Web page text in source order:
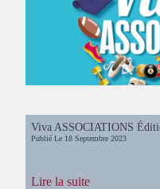
Viva ASSOCIATIONS
Publié Le 18 Septembre 2023
Lire la suite: